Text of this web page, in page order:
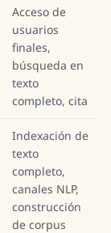
Acceso de
usuarios
finales,
búsqueda en
texto
completo, cita
Indexación de
texto
completo,
canales NLP,
construcción
de corpus